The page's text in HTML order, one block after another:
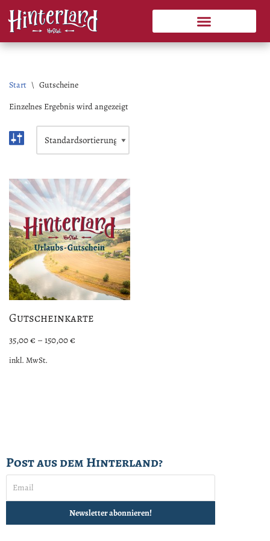
Zum
Inhalt
Start \ Gutscheine
Einzelnes Ergebnis wird angezeigt
Gutscheinkarte
35,00€ – 150,00€
inkl. MwSt.
Post aus dem Hinterland?